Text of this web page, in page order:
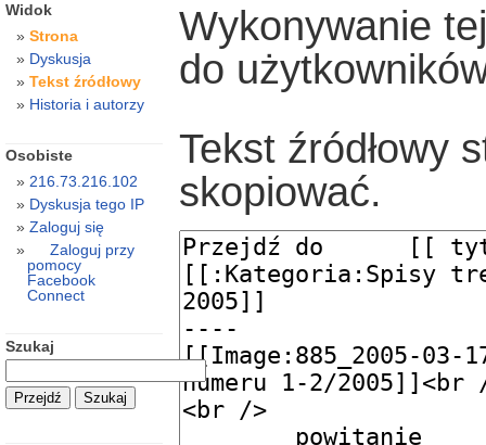
Wykonywanie
do
Tekst źródłowy
skopiować.
Widok
Strona
Dyskusja
Tekst źródłowy
Historia i autorzy
Osobiste
216.73.216.102
Dyskusja tego IP
Zaloguj się
Zaloguj przy
pomocy
Facebook
Connect
Szukaj